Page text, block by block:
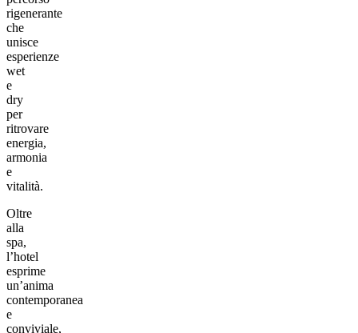
rigenerante
che
unisce
esperienze
wet
e
dry
per
ritrovare
energia,
armonia
e
vitalità.
Oltre
alla
spa,
l’hotel
esprime
un’anima
contemporanea
e
conviviale,